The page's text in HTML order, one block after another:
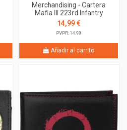
Merchandising - Cartera
Mafia III 223rd Infantry
14,99 €
PVPR: 14.99
Añadir al carrito